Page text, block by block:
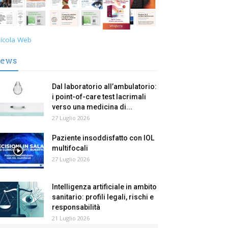
Web
Dal laboratorio all’ambulatorio:
i point-of-care test lacrimali
verso una medicina di...
27 Luglio 2026
Paziente insoddisfatto con IOL
multifocali
27 Luglio 2026
Intelligenza artificiale in ambito
sanitario: profili legali, rischi e
responsabilità
21 Luglio 2026